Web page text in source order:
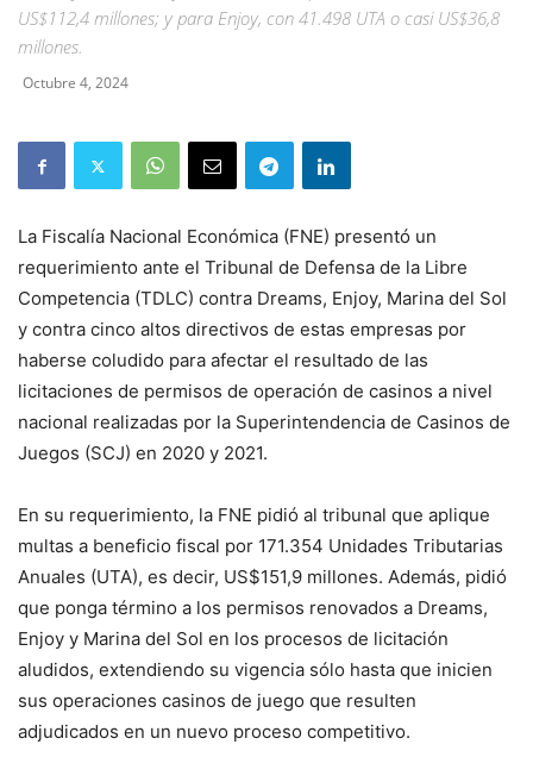
US$112,4 millones; y para Enjoy, con 41.498 UTA o casi US$36,8
millones.
Octubre 4, 2024
La Fiscalía Nacional Económica (FNE) presentó un
requerimiento ante el Tribunal de Defensa de la Libre
Competencia (TDLC) contra Dreams, Enjoy, Marina del Sol
y contra cinco altos directivos de estas empresas por
haberse coludido para afectar el resultado de las
licitaciones de permisos de operación de casinos a nivel
nacional realizadas por la Superintendencia de Casinos de
Juegos (SCJ) en 2020 y 2021.
En su requerimiento, la FNE pidió al tribunal que aplique
multas a beneficio fiscal por 171.354 Unidades Tributarias
Anuales (UTA), es decir, US$151,9 millones. Además, pidió
que ponga término a los permisos renovados a Dreams,
Enjoy y Marina del Sol en los procesos de licitación
aludidos, extendiendo su vigencia sólo hasta que inicien
sus operaciones casinos de juego que resulten
adjudicados en un nuevo proceso competitivo.